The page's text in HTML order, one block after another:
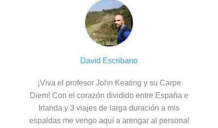
David Escribano
¡Viva el profesor John Keating y su Carpe
Diem! Con el corazón dividido entre España e
Irlanda y 3 viajes de larga duración a mis
espaldas me vengo aquí a arengar al personal